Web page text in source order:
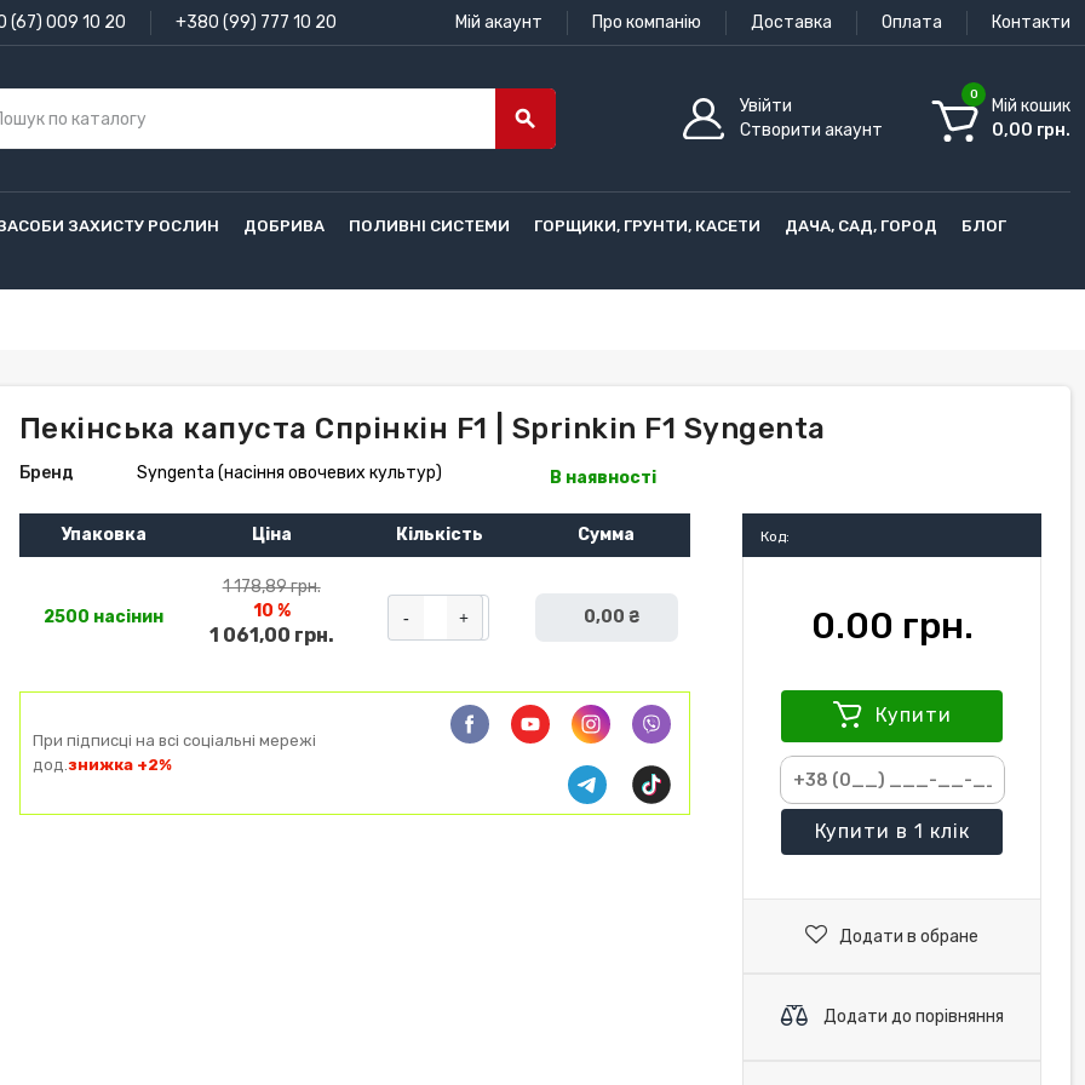
(67) 009 10 20 +380 (99) 777 10 20 Мій акаунт Про компанію Доставка Оплата Контакти
search
Увійти
Створити акаунт
0
Мій кошик
0,00 грн.
ЗАХИСТУ РОСЛИН ДОБРИВА ПОЛИВНІ СИСТЕМИ ГОРЩИКИ, ГРУНТИ, КАСЕТИ ДАЧА, САД, ГОРОД БЛОГ
Пекінська капуста Спрінкін F1 | Sprinkin F1 Syngenta
Бренд Syngenta (насіння овочевих культур) В наявності
Упаковка Ціна Кількість Сумма
2500 насінин
1 178,89 грн.
10 %
1 061,00 грн.
+ 0,00 ₴
При підписці на всі соціальні мережі
дод.знижка +2%
Код:
0.00 грн.
Купити
Купити в 1 клік
Додати в обране
Додати до порівняння